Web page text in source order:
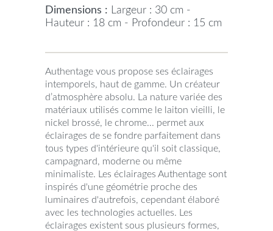
Dimensions : Largeur : 30 cm -
Hauteur : 18 cm - Profondeur : 15 cm
Authentage vous propose ses éclairages
intemporels, haut de gamme. Un créateur
d’atmosphère absolu. La nature variée des
matériaux utilisés comme le laiton vieilli, le
nickel brossé, le chrome... permet aux
éclairages de se fondre parfaitement dans
tous types d'intérieure qu'il soit classique,
campagnard, moderne ou même
minimaliste. Les éclairages Authentage sont
inspirés d'une géométrie proche des
luminaires d'autrefois, cependant élaboré
avec les technologies actuelles. Les
éclairages existent sous plusieurs formes,